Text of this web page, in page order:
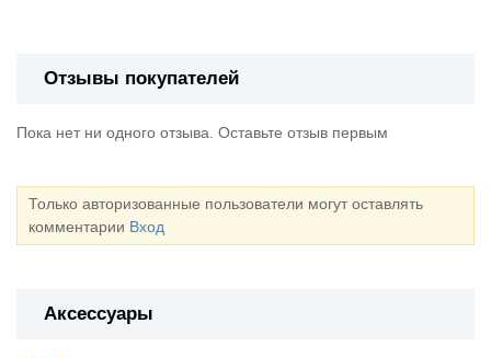
Отзывы покупателей
Пока нет ни одного отзыва. Оставьте отзыв первым
Только авторизованные пользователи могут оставлять
комментарии Вход
Аксессуары